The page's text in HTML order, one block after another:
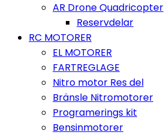
AR Drone Quadricopter
Reservdelar
RC MOTORER
EL MOTORER
FARTREGLAGE
Nitro motor Res del
Bränsle Nitromotorer
Programerings kit
Bensinmotorer